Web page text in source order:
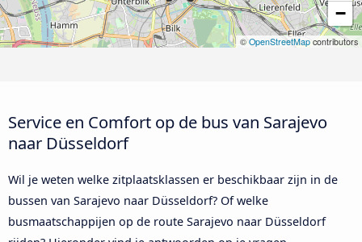
−
© OpenStreetMap contributors
Service en Comfort op de bus van Sarajevo
naar Düsseldorf
Wil je weten welke zitplaatsklassen er beschikbaar zijn in de
bussen van Sarajevo naar Düsseldorf? Of welke
busmaatschappijen op de route Sarajevo naar Düsseldorf